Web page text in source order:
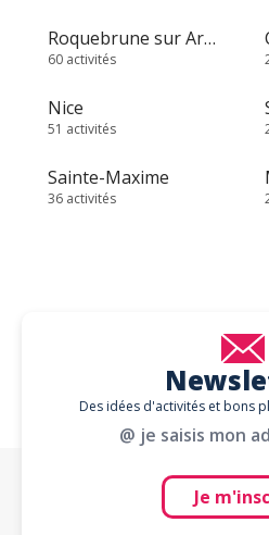
Roquebrune sur Argens
60 activités
Nice
51 activités
Sainte-Maxime
36 activités
Des idées d'activités et bons
@ je saisis mon
Je